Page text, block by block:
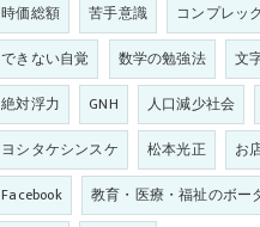
時価総額
苦手意識
コンプレッ
できない自覚
数学の勉強法
文
絶対浮力
GNH 人口減少社会
ヨシタケシンスケ
松本光正
お
Facebook
教育・医療・福祉のボー